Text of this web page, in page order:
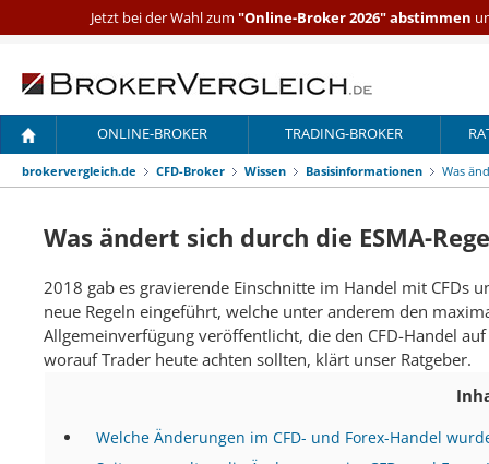
ONLINE-BROKER TRADING-BROKER
brokervergleich.de CFD-Broker Wissen Basisinformationen Was
Was ändert sich durch die ESMA-
2018 gab es gravierende Einschnitte im Handel mit CFDs
neue Regeln eingeführt, welche unter anderem den
Allgemeinverfügung veröffentlicht, die den CFD-Handel
worauf Trader heute achten sollten, klärt unser Ratgeber.
Welche Änderungen im CFD- und Forex-Handel
Jetzt bei der Wahl zum "Online-Broker 2026" abstimmen